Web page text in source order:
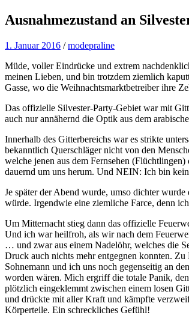
Ausnahmezustand an
1. Januar 2016 /modepraline
Müde, voller Eindrücke und extrem
meinen Lieben, und bin trotzdem ziemlich
Gasse, wo die Weihnachtsmarktbetreiber ihre
Das offizielle Silvester-Party-Gebiet war mit
auch nur annähernd die Optik aus dem
Innerhalb des Gitterbereichs war es strikte
bekanntlich Querschläger nicht von den
welche jenen aus dem Fernsehen
dauernd um uns herum. Und NEIN: Ich bin
Je später der Abend wurde, umso dichter
würde. Irgendwie eine ziemliche Farce, denn
Um Mitternacht stieg dann das offizielle
Und ich war heilfroh, als wir nach dem
… und zwar aus einem Nadelöhr, welches die
Druck auch nichts mehr entgegnen konnten.
Sohnemann und ich uns noch gegenseitig an
worden wären. Mich ergriff die totale Panik,
plötzlich eingeklemmt zwischen einem losen
und drückte mit aller Kraft und kämpfte
Körperteile. Ein schreckliches Gefühl!